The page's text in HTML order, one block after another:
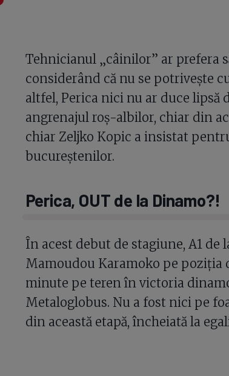
Tehnicianul „câinilor” ar prefera
considerând că nu se potrivește
altfel, Perica nici nu ar duce lipsă
angrenajul roș-albilor, chiar din
chiar Zeljko Kopic a insistat
bucureștenilor.
Perica, OUT de la Dinamo?!
În acest debut de stagiune, A1
Mamoudou Karamoko pe poziția
minute pe teren în victoria
Metaloglobus. Nu a fost nici pe
din această etapă, încheiată la